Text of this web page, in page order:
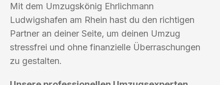
Mit dem Umzugskönig Ehrlichmann
Ludwigshafen am Rhein hast du den richtigen
Partner an deiner Seite, um deinen Umzug
stressfrei und ohne finanzielle Überraschungen
zu gestalten.